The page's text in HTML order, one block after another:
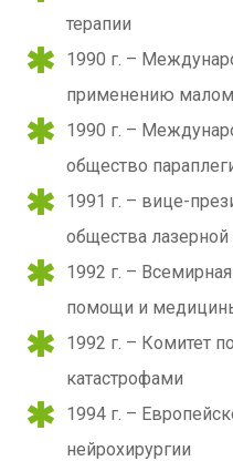
терапии
1990 г. –
применению
1990 г. –
общество
1991 г. – вице-
общества лазерной
1992 г. –
помощи и
1992 г. – Комитет
катастрофами
1994 г. –
нейрохирургии